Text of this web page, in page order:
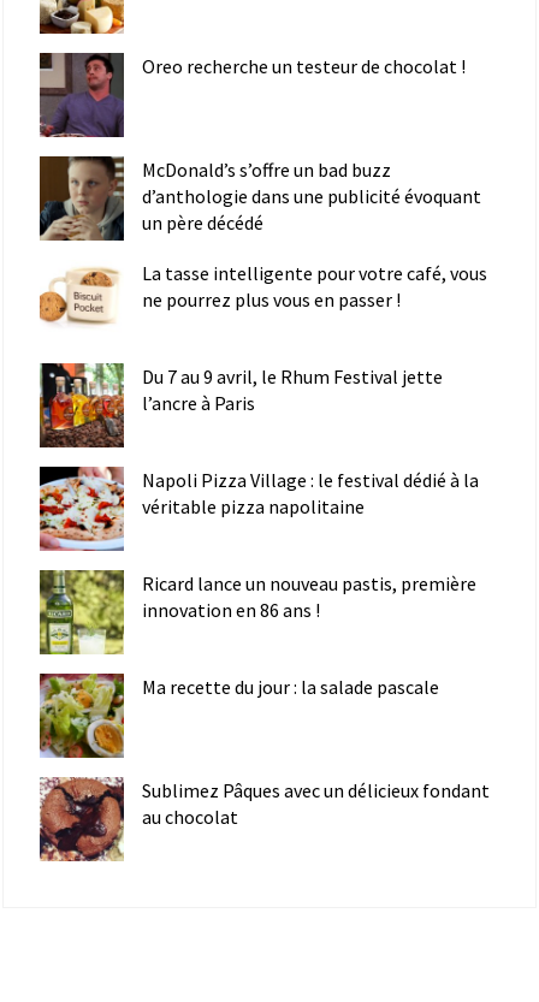
Oreo recherche un testeur de chocolat !
McDonald’s s’offre un bad buzz
d’anthologie dans une publicité évoquant
un père décédé
La tasse intelligente pour votre café, vous
ne pourrez plus vous en passer !
Du 7 au 9 avril, le Rhum Festival jette
l’ancre à Paris
Napoli Pizza Village : le festival dédié à la
véritable pizza napolitaine
Ricard lance un nouveau pastis, première
innovation en 86 ans !
Ma recette du jour : la salade pascale
Sublimez Pâques avec un délicieux fondant
au chocolat